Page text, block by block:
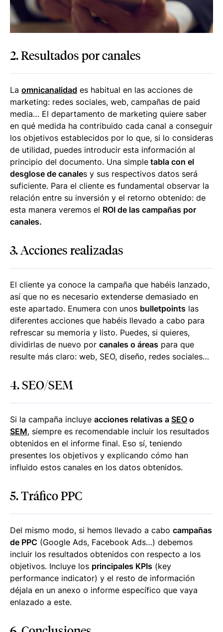
2. Resultados por canales
La omnicanalidad es habitual en las acciones de
marketing: redes sociales, web, campañas de paid
media… El departamento de marketing quiere saber
en qué medida ha contribuido cada canal a conseguir
los objetivos establecidos por lo que, si lo consideras
de utilidad, puedes introducir esta información al
principio del documento. Una simple tabla con el
desglose de canales y sus respectivos datos será
suficiente. Para el cliente es fundamental observar la
relación entre su inversión y el retorno obtenido: de
esta manera veremos el ROI de las campañas por
canales.
3. Acciones realizadas
El cliente ya conoce la campaña que habéis lanzado,
así que no es necesario extenderse demasiado en
este apartado. Enumera con unos bulletpoints las
diferentes acciones que habéis llevado a cabo para
refrescar su memoria y listo. Puedes, si quieres,
dividirlas de nuevo por canales o áreas para que
resulte más claro: web, SEO, diseño, redes sociales…
4. SEO/SEM
Si la campaña incluye acciones relativas a SEO o
SEM, siempre es recomendable incluir los resultados
obtenidos en el informe final. Eso sí, teniendo
presentes los objetivos y explicando cómo han
influido estos canales en los datos obtenidos.
5. Tráfico PPC
Del mismo modo, si hemos llevado a cabo campañas
de PPC (Google Ads, Facebook Ads…) debemos
incluir los resultados obtenidos con respecto a los
objetivos. Incluye los principales KPIs (key
performance indicator) y el resto de información
déjala en un anexo o informe específico que vaya
enlazado a este.